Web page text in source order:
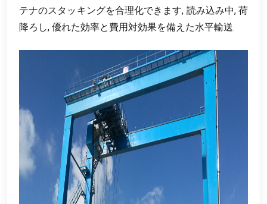
テナのスタッキングを合理化できます, 読み込み中, 荷
降ろし, 優れた効率と費用対効果を備えた水平輸送.